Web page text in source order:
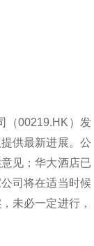
（00219.HK）发
供最新进展。公
见；华大酒店已
司将在适当时候
未必一定进行，